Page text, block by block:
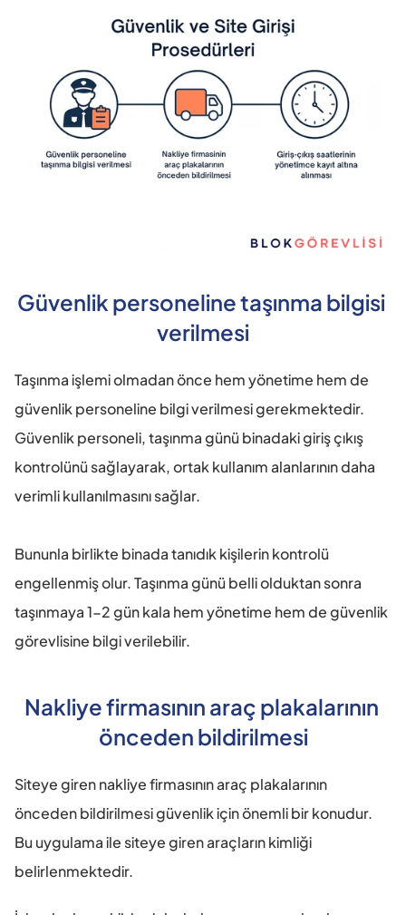
Güvenlik personeline taşınma bilgisi
verilmesi
Taşınma işlemi olmadan önce hem yönetime hem de
güvenlik personeline bilgi verilmesi gerekmektedir.
Güvenlik personeli, taşınma günü binadaki giriş çıkış
kontrolünü sağlayarak, ortak kullanım alanlarının daha
verimli kullanılmasını sağlar.
Bununla birlikte binada tanıdık kişilerin kontrolü
engellenmiş olur. Taşınma günü belli olduktan sonra
taşınmaya 1-2 gün kala hem yönetime hem de güvenlik
görevlisine bilgi verilebilir.
Nakliye firmasının araç plakalarının
önceden bildirilmesi
Siteye giren nakliye firmasının araç plakalarının
önceden bildirilmesi güvenlik için önemli bir konudur.
Bu uygulama ile siteye giren araçların kimliği
belirlenmektedir.